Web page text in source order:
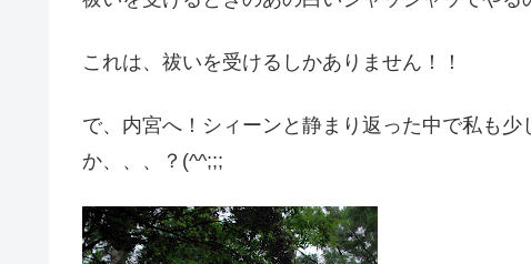
これは、祓いを受けるしかありません！！
で、内宮へ！シィーンと静まり返った中で私も
か、、、？(^^;;;